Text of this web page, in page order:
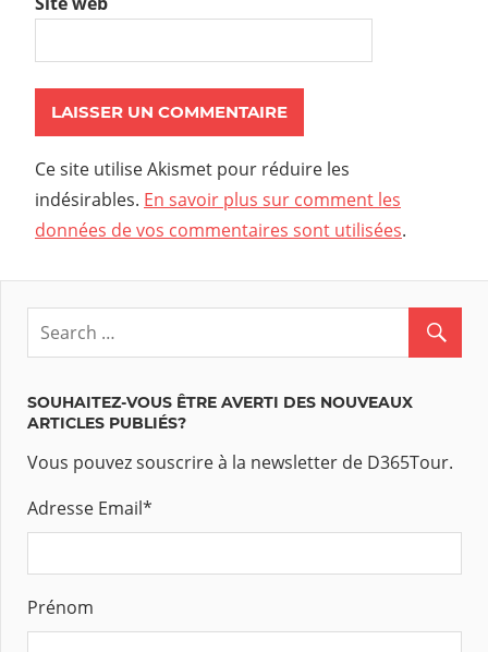
Ce site utilise Akismet pour réduire les
indésirables. En savoir plus sur comment les
données de vos commentaires sont utilisées.
SOUHAITEZ-VOUS ÊTRE AVERTI DES NOUVEAUX
ARTICLES PUBLIÉS?
Vous pouvez souscrire à la newsletter de D365Tour.
Adresse Email*
Prénom